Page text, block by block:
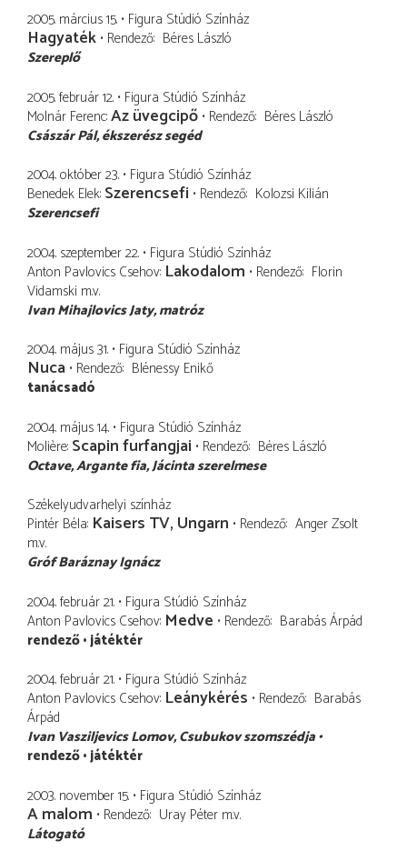
2005. március 15. Figura Stúdió Színház
Hagyaték Rendező Béres László
Szereplő
2005. február 12. Figura Stúdió Színház
Molnár Ferenc Az üvegcipő Rendező Béres László
Császár Pál ékszerész segéd
2004. október 23. Figura Stúdió Színház
Benedek Elek Szerencsefi Rendező Kolozsi Kilián
Szerencsefi
2004. szeptember 22. Figura Stúdió Színház
Anton Pavlovics Csehov Lakodalom Rendező Florin
Vidamski m.v.
Ivan Mihajlovics Jaty matróz
2004. május 31. Figura Stúdió Színház
Nuca Rendező Blénessy Enikő
tanácsadó
2004. május 14. Figura Stúdió Színház
Molière Scapin furfangjai Rendező Béres László
Octave Argante fia, Jácinta szerelmese
Székelyudvarhelyi színház
Pintér Béla Kaisers TV, Ungarn Rendező Anger Zsolt
m.v.
Gróf Baráznay Ignácz
2004. február 21. Figura Stúdió Színház
Anton Pavlovics Csehov Medve Rendező Barabás Árpád
rendező játéktér
2004. február 21. Figura Stúdió Színház
Anton Pavlovics Csehov Leánykérés Rendező Barabás
Árpád
Ivan Vasziljevics Lomov Csubukov szomszédja
rendező játéktér
2003. november 15. Figura Stúdió Színház
A malom Rendező Uray Péter m.v.
Látogató